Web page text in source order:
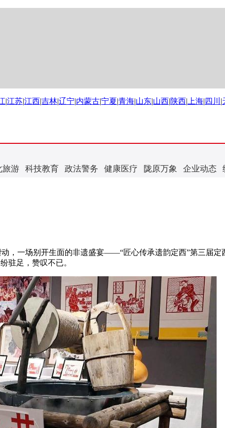
|江苏|江西|吉林|辽宁|内蒙古|宁夏|青海|山东|山西|陕西| 上海| 四川 |
旅游 科技教育 政法警务 健康医疗 陇原万象 企业动态
一场别开生面的非遗盛宴——“匠心传承遗韵定西”第三届定
驻足，赞叹不已。